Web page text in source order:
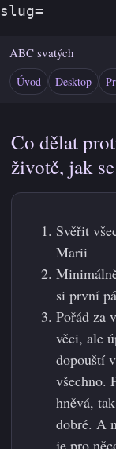
slug=
ABC svatých
Úvod Desktop
Co dělat
životě, jak
Svěřit
Marii
si první
Pořád za
věci, ale
dopouští
všechno.
hněvá,
dobré. A
je pro